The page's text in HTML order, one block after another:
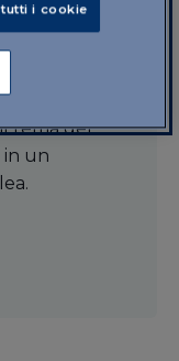
la
al
tema del
in un
i cookie